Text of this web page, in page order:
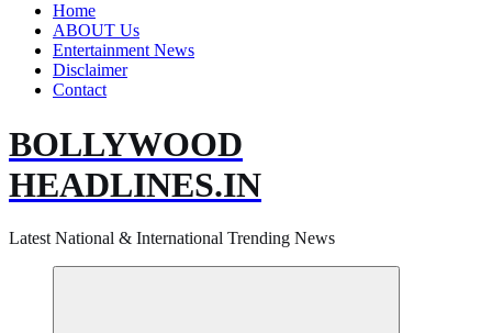
Home
ABOUT Us
Entertainment News
Disclaimer
Contact
BOLLYWOOD
HEADLINES.IN
Latest National & International Trending News